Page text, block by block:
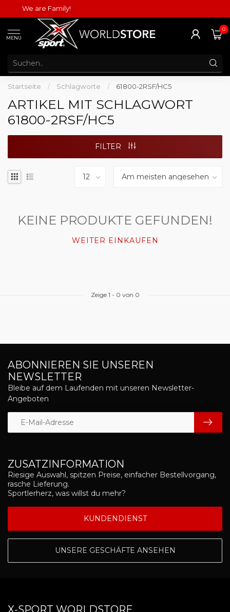
We are Family!
MENU
0
Startseite / Schlagworte / 61800-2RSF/HC5
ARTIKEL MIT SCHLAGWORT
61800-2RSF/HC5
FILTER
KEINE PRODUKTE GEFUNDEN!
WEITER EINKAUFEN
Zeige 1 - 0 von 0
ZUSATZINFORMATION
Riesige Auswahl, spitzen Preise, einfacher Bestellvorgang,
rasche Lieferung.
Sportlerherz, was willst du mehr?
KUNDENDIENST
UNSERE GESCHÄFTE ANSEHEN
ABONNIEREN SIE UNSEREN
NEWSLETTER
Bleibe auf dem Laufenden mit unseren Newsletter-
Angeboten
X-SPORT WORLDSTORE